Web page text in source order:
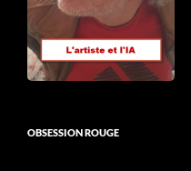
OBSESSION ROUGE